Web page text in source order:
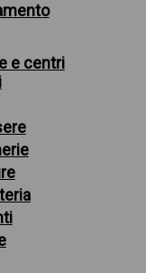
e centri